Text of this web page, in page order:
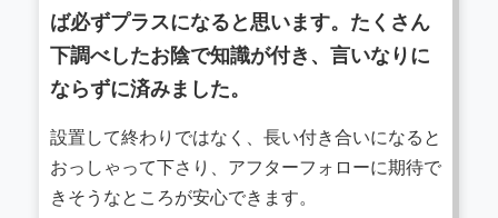
ば必ずプラスになると思います。たくさん
下調べしたお陰で知識が付き、言いなりに
ならずに済みました。
設置して終わりではなく、長い付き合いになると
おっしゃって下さり、アフターフォローに期待で
きそうなところが安心できます。